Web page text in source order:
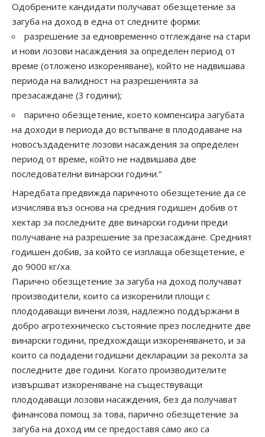
Одобрените кандидати получават обезщетение за
загуба на доход в една от следните форми:
разрешение за едновременно отглеждане на стари
и нови лозови насаждения за определен период от
време (отложено изкореняване), който не надвишава
периода на валидност на разрешенията за
презасаждане (3 години);
парично обезщетение, което компенсира загубата
на доходи в периода до встъпване в плододаване на
новосъздадените лозови насаждения за определен
период от време, който не надвишава две
последователни винарски години.“
Наредбата предвижда паричното обезщетение да се
изчислява въз основа на средния годишен добив от
хектар за последните две винарски години преди
получаване на разрешение за презасаждане. Средният
годишен добив, за който се изплаща обезщетение, е
до 9000 кг/ха.
Парично обезщетение за загуба на доход получават
производители, които са изкоренили площи с
плододаващи винени лозя, надлежно поддържани в
добро агротехническо състояние през последните две
винарски години, предхождащи изкореняването, и за
които са подадени годишни декларации за реколта за
последните две години. Когато производителите
извършват изкореняване на съществуващи
плододаващи лозови насаждения, без да получават
финансова помощ за това, парично обезщетение за
загуба на доход им се предоставя само ако са